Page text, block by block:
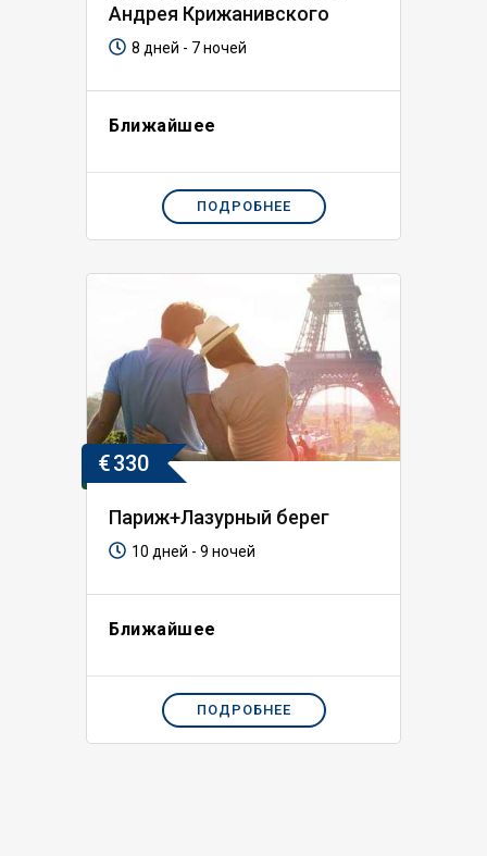
Андрея Крижанивского
8 дней - 7 ночей
Ближайшее
ПОДРОБНЕЕ
€330
Париж+Лазурный берег
10 дней - 9 ночей
Ближайшее
ПОДРОБНЕЕ